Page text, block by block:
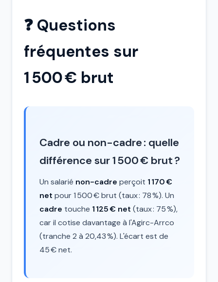
❓ Questions
fréquentes sur
1 500 € brut
Cadre ou non-cadre : quelle
différence sur 1 500 € brut ?
Un salarié non-cadre perçoit 1 170 €
net pour 1 500 € brut (taux : 78 %). Un
cadre touche 1 125 € net (taux : 75 %),
car il cotise davantage à l'Agirc-Arrco
(tranche 2 à 20,43 %). L'écart est de
45 € net.